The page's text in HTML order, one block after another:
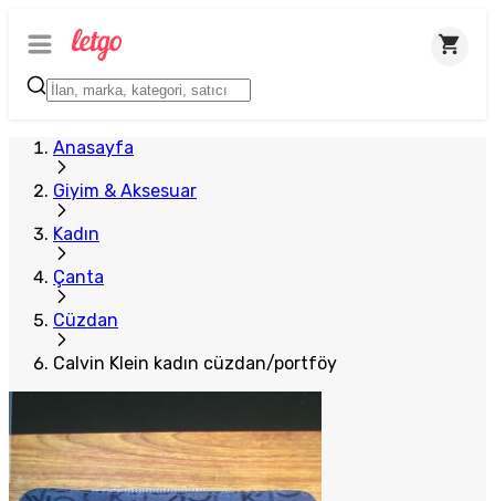
Anasayfa
Giyim & Aksesuar
Kadın
Çanta
Cüzdan
Calvin Klein kadın cüzdan/portföy